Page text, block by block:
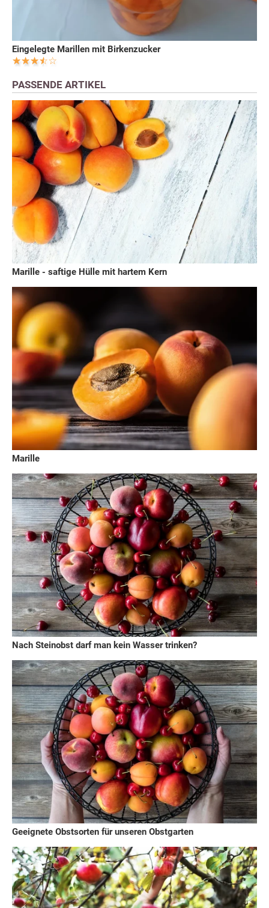
Eingelegte Marillen mit Birkenzucker
PASSENDE ARTIKEL
Marille - saftige Hülle mit hartem Kern
Marille
Nach Steinobst darf man kein Wasser trinken?
Geeignete Obstsorten für unseren Obstgarten